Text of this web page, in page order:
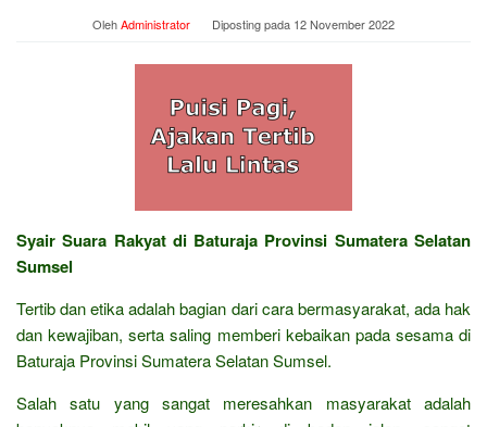
OlehAdministrator Diposting pada 12 November 2022
Syair Suara Rakyat di Baturaja Provinsi Sumatera Selatan
Sumsel
Tertib dan etika adalah bagian dari cara bermasyarakat, ada hak
dan kewajiban, serta saling memberi kebaikan pada sesama di
Baturaja Provinsi Sumatera Selatan Sumsel.
Salah satu yang sangat meresahkan masyarakat adalah